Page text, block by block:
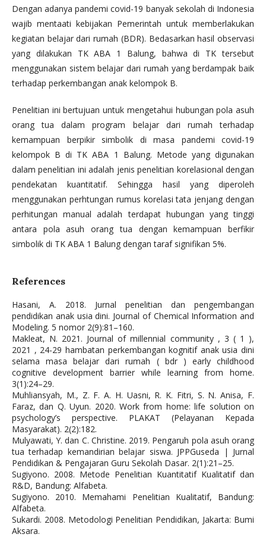
Dengan adanya pandemi covid-19 banyak sekolah di Indonesia
wajib mentaati kebijakan Pemerintah untuk memberlakukan
kegiatan belajar dari rumah (BDR). Bedasarkan hasil observasi
yang dilakukan TK ABA 1 Balung, bahwa di TK tersebut
menggunakan sistem belajar dari rumah yang berdampak baik
terhadap perkembangan anak kelompok B.
Penelitian ini bertujuan untuk mengetahui hubungan pola asuh
orang tua dalam program belajar dari rumah terhadap
kemampuan berpikir simbolik di masa pandemi covid-19
kelompok B di TK ABA 1 Balung. Metode yang digunakan
dalam penelitian ini adalah jenis penelitian korelasional dengan
pendekatan kuantitatif. Sehingga hasil yang diperoleh
menggunakan perhtungan rumus korelasi tata jenjang dengan
perhitungan manual adalah terdapat hubungan yang tinggi
antara pola asuh orang tua dengan kemampuan berfikir
simbolik di TK ABA 1 Balung dengan taraf signifikan 5%.
References
Hasani, A. 2018. Jurnal penelitian dan pengembangan
pendidikan anak usia dini. Journal of Chemical Information and
Modeling. 5 nomor 2(9):81–160.
Makleat, N. 2021. Journal of millennial community , 3 ( 1 ),
2021 , 24-29 hambatan perkembangan kognitif anak usia dini
selama masa belajar dari rumah ( bdr ) early childhood
cognitive development barrier while learning from home.
3(1):24–29.
Muhliansyah, M., Z. F. A. H. Uasni, R. K. Fitri, S. N. Anisa, F.
Faraz, dan Q. Uyun. 2020. Work from home: life solution on
psychology’s perspective. PLAKAT (Pelayanan Kepada
Masyarakat). 2(2):182.
Mulyawati, Y. dan C. Christine. 2019. Pengaruh pola asuh orang
tua terhadap kemandirian belajar siswa. JPPGuseda | Jurnal
Pendidikan & Pengajaran Guru Sekolah Dasar. 2(1):21–25.
Sugiyono. 2008. Metode Penelitian Kuantitatif Kualitatif dan
R&D, Bandung: Alfabeta.
Sugiyono. 2010. Memahami Penelitian Kualitatif, Bandung:
Alfabeta.
Sukardi. 2008. Metodologi Penelitian Pendidikan, Jakarta: Bumi
Aksara.